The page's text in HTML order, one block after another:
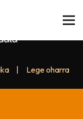
Lege oharra